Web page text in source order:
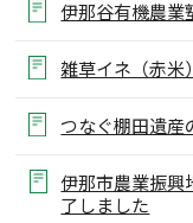
伊那谷有機農業
雑草イネ（赤米
つなぐ棚田遺産
伊那市農業振興
了しました